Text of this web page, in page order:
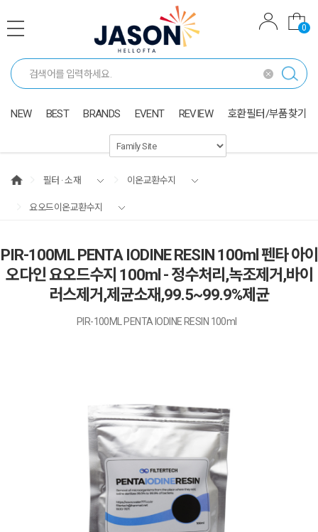
0
NEW BEST BRANDS EVENT REVIEW 호환필터/부품찾기
필터 · 소재 이온교환수지
요오드이온교환수지
PIR-100ML PENTA IODINE RESIN 100ml 펜타 아이
오다인 요오드수지 100ml - 정수처리,녹조제거,바이
러스제거,제균소재,99.5~99.9%제균
PIR-100ML PENTA IODINE RESIN 100ml